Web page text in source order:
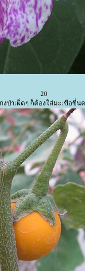
20
ป่าเผ็ดๆ ก็ต้องใส่มะเขือขื่น